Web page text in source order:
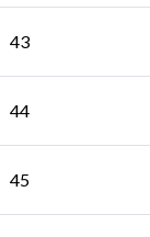
43
44
45